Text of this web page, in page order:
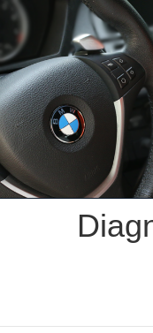
Skip
content